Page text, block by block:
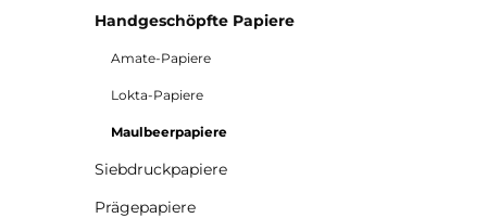
Handgeschöpfte Papiere
Amate-Papiere
Lokta-Papiere
Maulbeerpapiere
Siebdruckpapiere
Prägepapiere